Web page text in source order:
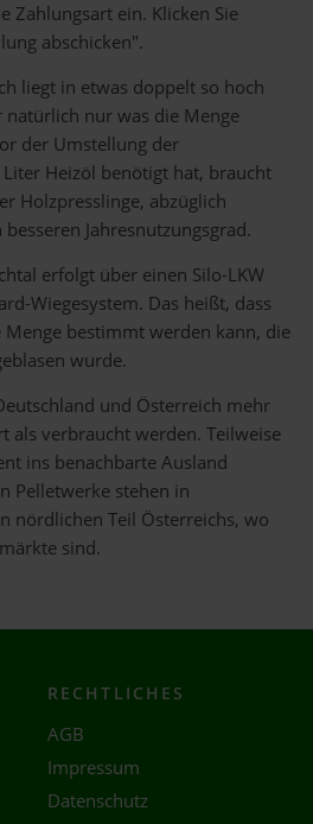
Zahlungsart ein. Klicken Sie
abschicken".
liegt in etwas doppelt so hoch
nur was die Menge
der Umstellung der
Heizöl benötigt hat, braucht
Holzpresslinge, abzüglich
Jahresnutzungsgrad.
erfolgt über einen Silo-LKW
Wiegesystem. Das heißt, dass
Menge bestimmt werden kann, die
wurde.
und Österreich mehr
als verbraucht werden. Teilweise
ins benachbarte Ausland
Pelletwerke stehen in
nördlichen Teil Österreichs, wo
sind.
RECHTLICHES
AGB
Impressum
Datenschutz